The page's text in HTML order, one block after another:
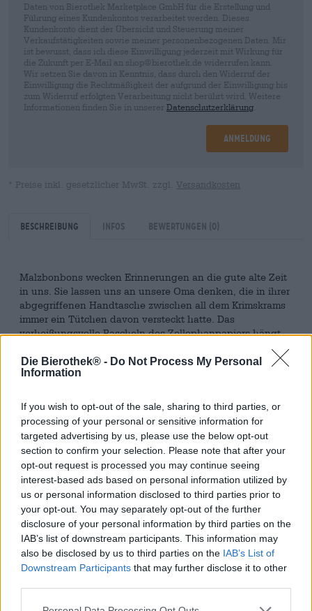
Die Bierothek® - Do Not Process My Personal
Information
If you wish to opt-out of the sale, sharing to third parties, or
processing of your personal or sensitive information for
targeted advertising by us, please use the below opt-out
section to confirm your selection. Please note that after your
opt-out request is processed you may continue seeing
interest-based ads based on personal information utilized by
us or personal information disclosed to third parties prior to
your opt-out. You may separately opt-out of the further
disclosure of your personal information by third parties on the
IAB’s list of downstream participants. This information may
also be disclosed by us to third parties on the IAB’s List of
Downstream Participants that may further disclose it to other
Daten von Bierothek Marketplace GmbH für die Erstellung und
Führung eines Kundenkontos verarbeitet werden. Dieses
Kundenkonto dient der Übersicht und Steuerung meiner
Verkaufstätigkeiten sowie meiner personenbezogenen Daten. Mir
ist bewusst, dass ich diese Einwilligung jederzeit mit Wirkung für
die Zukunft per E-Mail an shop@bierothek.de widerrufen kann.
Wir setzen Sie davon in Kenntnis, dass durch den Widerruf der
Einwilligung die Rechtmäßigkeit der aufgrund der Einwilligung bis
zum Widerruf erfolgten Verarbeitung nicht berührt wird. Weitere
Informationen finden Sie in unserer Datenschutzerklärung
Anmeldung
* Preise inkl. gesetzlicher MwSt. zzgl. Versandkosten
Beschreibung Infos Bewertungen (0)
Malzbonbons wecken Erinnerungen an die gute alte Zeit
in uns. Sie lassen uns an unsere Oma denken, die in ihrer
abgegriffenen Handtasche zwischen all dem Krimskrams
immer ein Tütchen davon versteckt hatte. Das
verheißungsvolle Rascheln des Zellophanpapiers hängt
Geschmack süßen Malzes liegt uns auf der Zunge.
und braunen Streifen verziert und duftet bereits beim
Öffnen der Tüte nach Jahrmarkt, Kettenkarussell und
langen Sommernachmittagen in Omas Garten. Das feine
Aroma nach Karamell, Röstmalz und sonnengereiftem
Getreide folgt auf den Fuß und schmeichelt der Zunge
mit glatter, schmeichelnder Oberfläche und herrlicher
Süße.
Malzbonbons sind der perfekte Genuss für
zwischendurch — vor allem dann, wenn sich der Bierdurst
bemerkbar macht und man gerade kein Bier trinken kann.
Sie sind handlich, passen in jede Tasche, sind lange
und Nachbarskindern geteilt werden.